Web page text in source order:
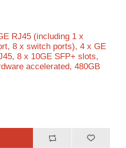
RJ45 (including 1 x
8 x switch ports), 4 x GE
8 x 10GE SFP+ slots,
accelerated, 480GB